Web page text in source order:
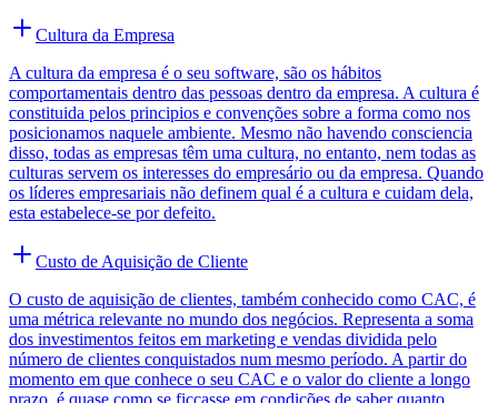
Cultura da Empresa
A cultura da empresa é o seu software, são os hábitos
comportamentais dentro das pessoas dentro da empresa. A cultura é
constituida pelos principios e convenções sobre a forma como nos
posicionamos naquele ambiente. Mesmo não havendo consciencia
disso, todas as empresas têm uma cultura, no entanto, nem todas as
culturas servem os interesses do empresário ou da empresa. Quando
os líderes empresariais não definem qual é a cultura e cuidam dela,
esta estabelece-se por defeito.
Custo de Aquisição de Cliente
O custo de aquisição de clientes, também conhecido como CAC, é
uma métrica relevante no mundo dos negócios. Representa a soma
dos investimentos feitos em marketing e vendas dividida pelo
número de clientes conquistados num mesmo período. A partir do
momento em que conhece o seu CAC e o valor do cliente a longo
prazo, é quase como se ficcasse em condições de saber quanto